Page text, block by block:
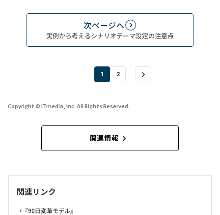
次ページへ
実例から考えるシナリオテーマ設定の注意点
1 2
Copyright © ITmedia, Inc. All Rights Reserved.
関連情報
関連リンク
『90日変革モデル』